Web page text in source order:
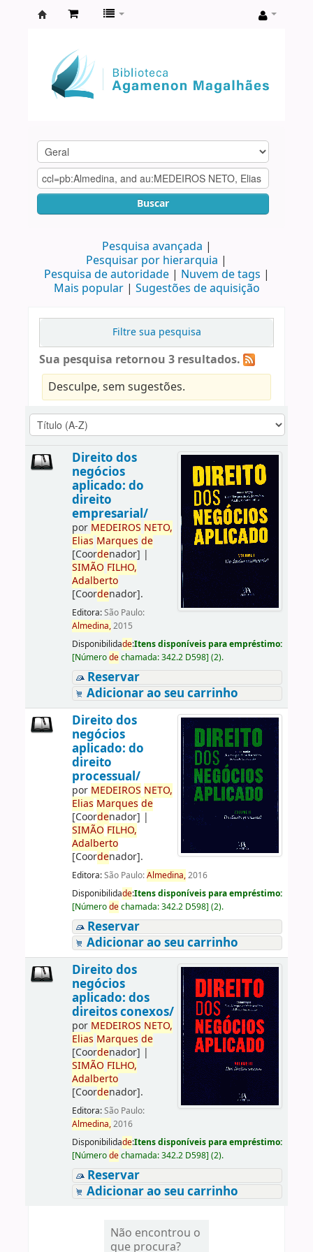
Agamenon
Magalhães
Buscar
Pesquisa avançada
Pesquisar por hierarquia
Pesquisa de autoridade
Nuvem de tags
Mais popular
Sugestões de aquisição
Filtre sua pesquisa
Sua pesquisa retornou 3 resultados.
Desculpe, sem sugestões.
Direito dos
negócios
aplicado: do
direito
empresarial/
por MEDEIROS NETO,
Elias Marques de
[Coordenador] |
SIMÃO FILHO,
Adalberto
[Coordenador].
Editora:São Paulo:
Almedina,2015
Disponibilidade:Itens disponíveis para empréstimo:
[Númerodechamada:342.2 D598] (2).
Reservar
Adicionar ao seu carrinho
Direito dos
negócios
aplicado: do
direito
processual/
por MEDEIROS NETO,
Elias Marques de
[Coordenador] |
SIMÃO FILHO,
Adalberto
[Coordenador].
Editora:São Paulo:Almedina,2016
Disponibilidade:Itens disponíveis para empréstimo:
[Númerodechamada:342.2 D598] (2).
Reservar
Adicionar ao seu carrinho
Direito dos
negócios
aplicado: dos
direitos conexos/
por MEDEIROS NETO,
Elias Marques de
[Coordenador] |
SIMÃO FILHO,
Adalberto
[Coordenador].
Editora:São Paulo:
Almedina,2016
Disponibilidade:Itens disponíveis para empréstimo:
[Númerodechamada:342.2 D598] (2).
Reservar
Adicionar ao seu carrinho
Não encontrou o
que procura?